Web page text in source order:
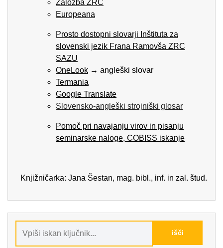
Založba ZRC
Europeana
Prosto dostopni slovarji Inštituta za
slovenski jezik Frana Ramovša ZRC
SAZU
OneLook → angleški slovar
Termania
Google Translate
Slovensko-angleški strojniški glosar
Pomoč pri navajanju virov in pisanju
seminarske naloge, COBISS iskanje
Knjižničarka: Jana Šestan, mag. bibl., inf. in zal. štud.